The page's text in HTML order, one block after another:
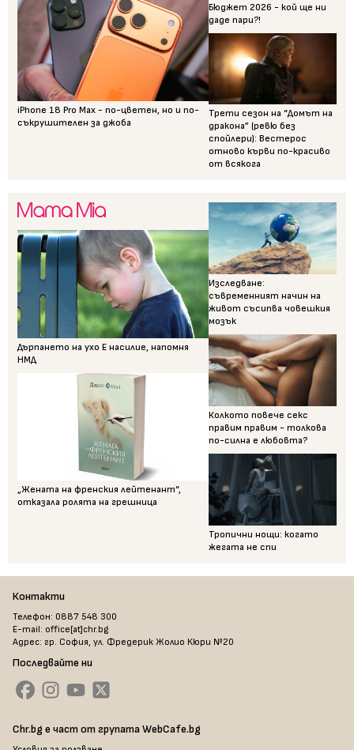
iPhone 18 Pro Max - по-цветен, но и по-
съкрушителен за джоба
Бюджет 2026 - кой ще ни
даде пари?!
Трети сезон на “Домът на
дракона” (ревю без
спойлери): Вестерос
отново кърви по-красиво
от всякога
Дърпането на ухо Е насилие, напомня
НМД
„Жената на френския лейтенант“,
отказала ролята на грешница
Изследване:
съвременният начин на
живот съсипва човешкия
мозък
Колкото повече секс
правим правим - толкова
по-силна е любовта?
Тропични нощи: когато
жегата не спи
Контакти
Телефон: 0887 548 300
E-mail: office[at]chr.bg
Адрес: гр. София, ул. Фредерик Жолио Кюри №20
Последвайте ни
Chr.bg е част от групата WebCafe.bg